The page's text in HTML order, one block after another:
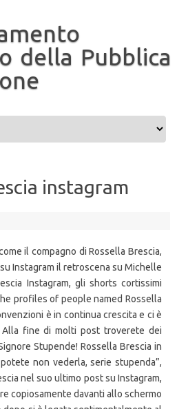
della Pubblica
instagram
il compagno di Rossella Brescia,
Instagram il retroscena su Michelle
Instagram, gli shorts cortissimi
profiles of people named Rossella
è in continua crescita e ci è
Alla fine di molti post troverete dei
Stupende! Rossella Brescia in
non vederla, serie stupenda”,
nel suo ultimo post su Instagram,
copiosamente davanti allo schermo